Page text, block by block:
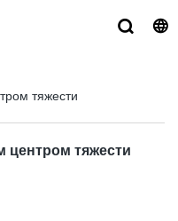
тяжести
центром тяжести